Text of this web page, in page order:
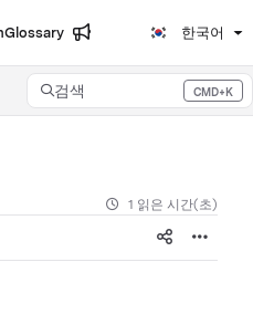
Glossary 한국어
검색 CMD+K
Press CMD+K to open search
1 읽은 시간(초)